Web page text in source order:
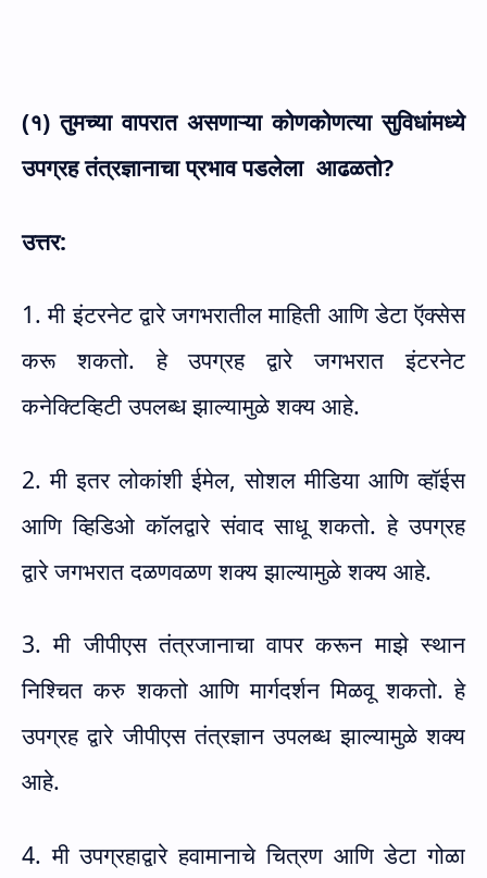
(१) तुमच्या वापरात असणाऱ्या कोणकोणत्या सुविधांमध्ये
उपग्रह तंत्रज्ञानाचा प्रभाव पडलेला आढळतो?
उत्तर:
1. मी इंटरनेट द्वारे जगभरातील माहिती आणि डेटा ऍक्सेस
करू शकतो. हे उपग्रह द्वारे जगभरात इंटरनेट
कनेक्टिव्हिटी उपलब्ध झाल्यामुळे शक्य आहे.
2. मी इतर लोकांशी ईमेल,सोशल मीडिया आणि व्हॉईस
आणि व्हिडिओ कॉलद्वारे संवाद साधू शकतो. हे उपग्रह
द्वारे जगभरात दळणवळण शक्य झाल्यामुळे शक्य आहे.
3. मी जीपीएस तंत्रजानाचा वापर करून माझे स्थान
निश्चित करु शकतो आणि मार्गदर्शन मिळवू शकतो. हे
उपग्रह द्वारे जीपीएस तंत्रज्ञान उपलब्ध झाल्यामुळे शक्य
आहे.
4. मी उपग्रहाद्वारे हवामानाचे चित्रण आणि डेटा गोळा